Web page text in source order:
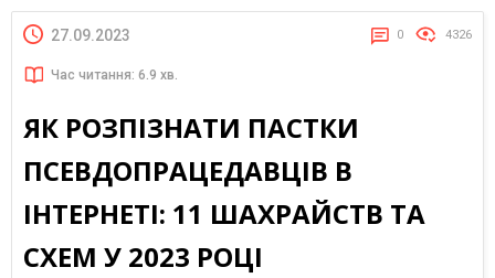
27.09.2023 0 4326
Час читання: 6.9 хв.
ЯК РОЗПІЗНАТИ ПАСТКИ
ПСЕВДОПРАЦЕДАВЦІВ В
ІНТЕРНЕТІ: 11 ШАХРАЙСТВ ТА
СХЕМ У 2023 РОЦІ